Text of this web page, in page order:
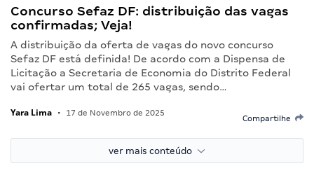
Concurso Sefaz DF: distribuição das vagas
confirmadas; Veja!
A distribuição da oferta de vagas do novo concurso
Sefaz DF está definida! De acordo com a Dispensa de
Licitação a Secretaria de Economia do Distrito Federal
vai ofertar um total de 265 vagas, sendo…
Yara Lima • 17 de Novembro de 2025
Compartilhe
ver mais conteúdo